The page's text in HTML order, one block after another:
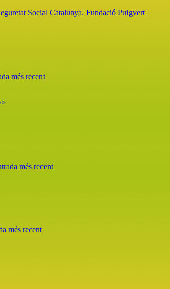
Social Catalunya. Fundació Puigvert
més recent
més recent
més recent